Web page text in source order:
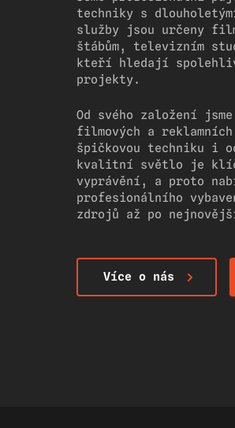
techniky s
služby jsou určeny
štábům, televizním
kteří hledají
projekty.
Od svého založení
filmových a
špičkovou techniku i
kvalitní světlo je
vyprávění, a proto
profesionálního
zdrojů až po
Více o nás